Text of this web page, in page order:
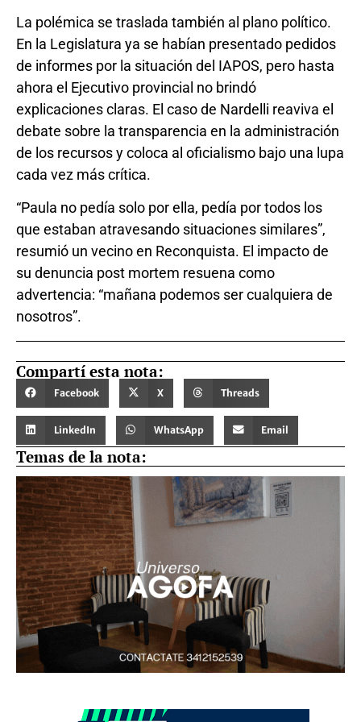
La polémica se traslada también al plano político.
En la Legislatura ya se habían presentado pedidos
de informes por la situación del IAPOS, pero hasta
ahora el Ejecutivo provincial no brindó
explicaciones claras. El caso de Nardelli reaviva el
debate sobre la transparencia en la administración
de los recursos y coloca al oficialismo bajo una lupa
cada vez más crítica.
“Paula no pedía solo por ella, pedía por todos los
que estaban atravesando situaciones similares”,
resumió un vecino en Reconquista. El impacto de
su denuncia post mortem resuena como
advertencia: “mañana podemos ser cualquiera de
nosotros”.
Compartí esta nota:
Facebook X Threads
LinkedIn WhatsApp Email
Temas de la nota: